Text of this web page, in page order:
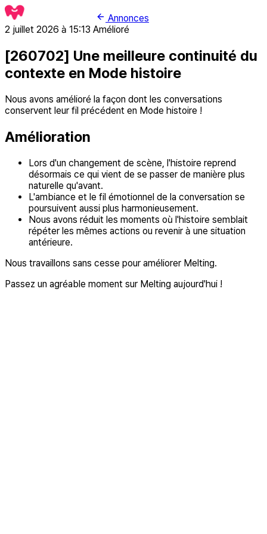
Annonces
2 juillet 2026 à 15:13 Amélioré
[260702] Une meilleure continuité du
contexte en Mode histoire
Nous avons amélioré la façon dont les conversations
conservent leur fil précédent en Mode histoire !
Amélioration
Lors d'un changement de scène, l'histoire reprend
désormais ce qui vient de se passer de manière plus
naturelle qu'avant.
L'ambiance et le fil émotionnel de la conversation se
poursuivent aussi plus harmonieusement.
Nous avons réduit les moments où l'histoire semblait
répéter les mêmes actions ou revenir à une situation
antérieure.
Nous travaillons sans cesse pour améliorer Melting.
Passez un agréable moment sur Melting aujourd'hui !